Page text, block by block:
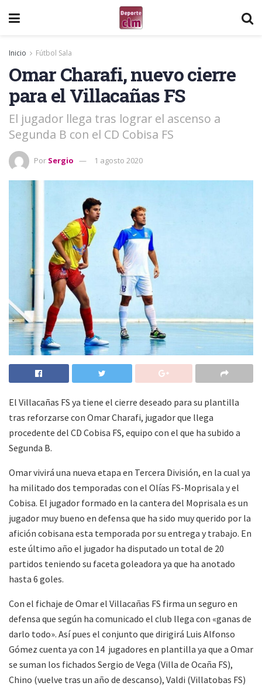
Inicio Fútbol Sala
Omar Charafi, nuevo cierre
para el Villacañas FS
El jugador llega tras lograr el ascenso a
Segunda B con el CD Cobisa FS
Por Sergio 1 agosto 2020
El Villacañas FS ya tiene el cierre deseado para su plantilla
tras reforzarse con Omar Charafi, jugador que llega
procedente del CD Cobisa FS, equipo con el que ha subido a
Segunda B.
Omar vivirá una nueva etapa en Tercera División, en la cual ya
ha militado dos temporadas con el Olías FS-Moprisala y el
Cobisa. El jugador formado en la cantera del Moprisala es un
jugador muy bueno en defensa que ha sido muy querido por la
afición cobisana esta temporada por su entrega y trabajo. En
este último año el jugador ha disputado un total de 20
partidos teniendo su faceta goleadora ya que ha anotado
hasta 6 goles.
Con el fichaje de Omar el Villacañas FS firma un seguro en
defensa que según ha comunicado el club llega con «ganas de
darlo todo». Así pues el conjunto que dirigirá Luis Alfonso
Gómez cuenta ya con 14 jugadores en plantilla ya que a Omar
se suman los fichados Sergio de Vega (Villa de Ocaña FS),
Chino (vuelve tras un año de descanso), Valdi (Villatobas FS)